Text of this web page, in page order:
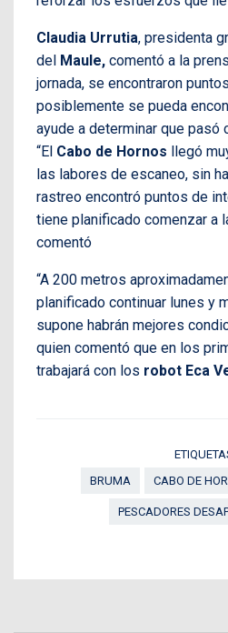
Claudia Urrutia, presidenta
del Maule, comentó a la
jornada, se encontraron
posiblemente se pueda
ayude a determinar que pasó
“El Cabo de Hornos llegó
las labores de escaneo, sin
rastreo encontró puntos de
tiene planificado comenzar a
comentó
“A 200 metros
planificado continuar lunes y
supone habrán mejores
quien comentó que en los
trabajará con los robot Eca
BRUMA
CABO DE
PESCADORES